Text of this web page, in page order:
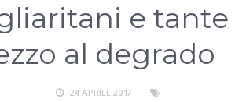
e tante
al degrado
24 APRILE 2017